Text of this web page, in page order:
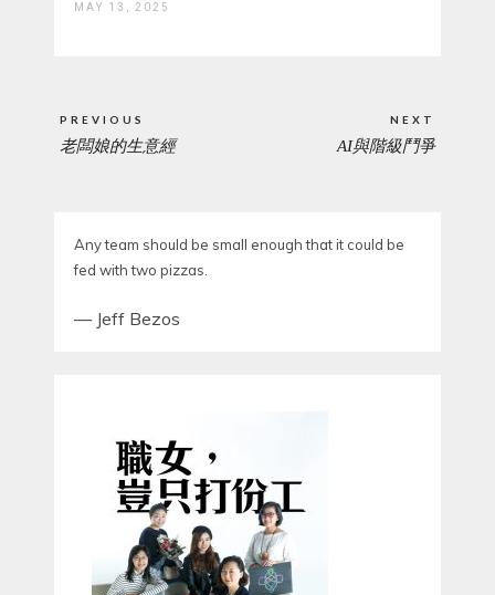
MAY 13, 2025
navigation
PREVIOUS
PREVIOUS
老闆娘的生意經
NEXT
AI與階級鬥爭
Any team should be small enough that it could be
fed with two pizzas.
— Jeff Bezos